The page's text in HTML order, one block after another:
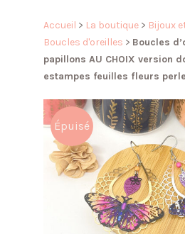
Accueil > La boutique> Bijoux
Boucles d'oreilles > Boucles
papillons AU CHOIX version
estampes feuilles fleurs
Épuisé